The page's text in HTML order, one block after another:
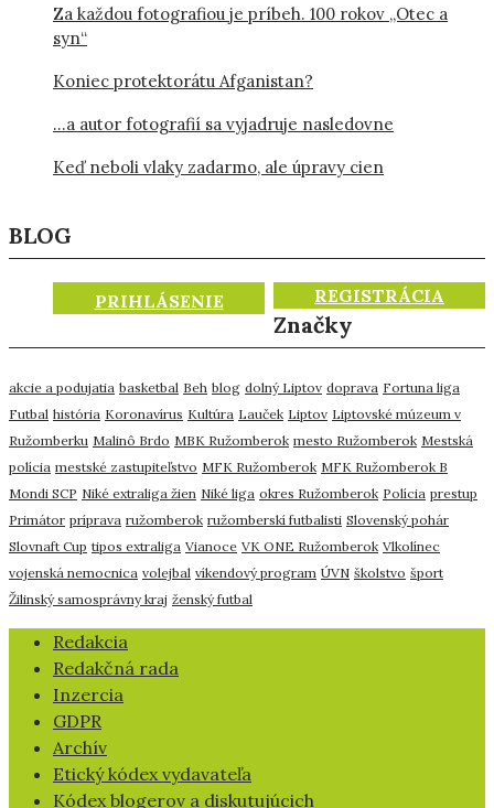
Za každou fotografiou je príbeh. 100 rokov „Otec a
syn“
Koniec protektorátu Afganistan?
…a autor fotografií sa vyjadruje nasledovne
Keď neboli vlaky zadarmo, ale úpravy cien
BLOG
PRIHLÁSENIE REGISTRÁCIA
Značky
akcie a podujatia basketbal Beh blog dolný Liptov doprava Fortuna liga
Futbal história Koronavírus Kultúra Lauček Liptov Liptovské múzeum v
Ružomberku Malinô Brdo MBK Ružomberok mesto Ružomberok Mestská
polícia mestské zastupiteľstvo MFK Ružomberok MFK Ružomberok B
Mondi SCP Niké extraliga žien Niké liga okres Ružomberok Polícia prestup
Primátor príprava ružomberok ružomberskí futbalisti Slovenský pohár
Slovnaft Cup tipos extraliga Vianoce VK ONE Ružomberok Vlkolínec
vojenská nemocnica volejbal víkendový program ÚVN školstvo šport
Žilinský samosprávny kraj ženský futbal
​Redakcia
Redakčná rada
Inzercia
GDPR
Archív
Etický kódex vydavateľa
Kódex blogerov a diskutujúcich